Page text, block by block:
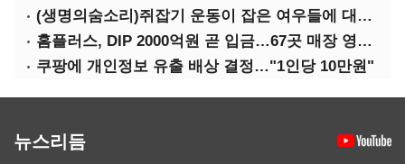
(생명의숨소리)쥐잡기 운동이 잡은 여우들에 대하여
홈플러스, DIP 2000억원 곧 입금…67곳 매장 영업 재개 예정
쿠팡에 개인정보 유출 배상 결정…"1인당 10만원"
뉴스리듬